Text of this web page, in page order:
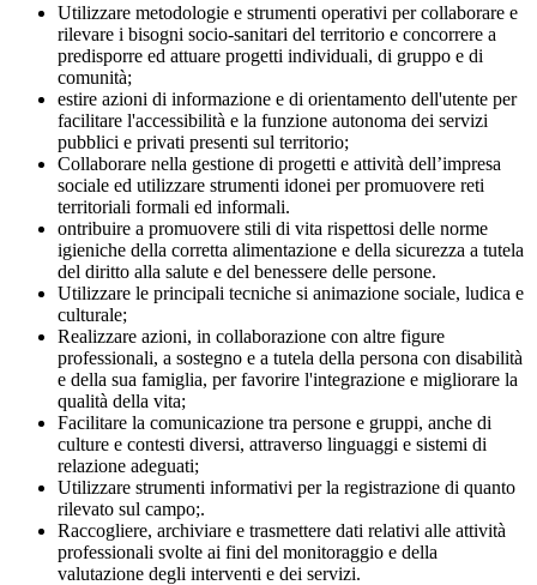
Utilizzare metodologie e strumenti operativi per collaborare e
rilevare i bisogni socio-sanitari del territorio e concorrere a
predisporre ed attuare progetti individuali, di gruppo e di
comunità;
estire azioni di informazione e di orientamento dell'utente per
facilitare l'accessibilità e la funzione autonoma dei servizi
pubblici e privati presenti sul territorio;
Collaborare nella gestione di progetti e attività dell’impresa
sociale ed utilizzare strumenti idonei per promuovere reti
territoriali formali ed informali.
ontribuire a promuovere stili di vita rispettosi delle norme
igieniche della corretta alimentazione e della sicurezza a tutela
del diritto alla salute e del benessere delle persone.
Utilizzare le principali tecniche si animazione sociale, ludica e
culturale;
Realizzare azioni, in collaborazione con altre figure
professionali, a sostegno e a tutela della persona con disabilità
e della sua famiglia, per favorire l'integrazione e migliorare la
qualità della vita;
Facilitare la comunicazione tra persone e gruppi, anche di
culture e contesti diversi, attraverso linguaggi e sistemi di
relazione adeguati;
Utilizzare strumenti informativi per la registrazione di quanto
rilevato sul campo;.
Raccogliere, archiviare e trasmettere dati relativi alle attività
professionali svolte ai fini del monitoraggio e della
valutazione degli interventi e dei servizi.